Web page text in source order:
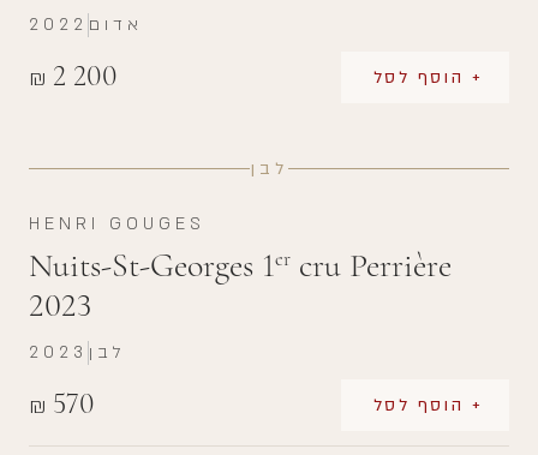
₪ 2 200 + הוסף לסל
2022 אדום
לבן
HENRI GOUGES
Nuits-St-Georges 1er cru Perrière
2023
₪ 570 + הוסף לסל
2023 לבן